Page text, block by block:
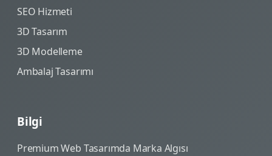
SEO Hizmeti
3D Tasarım
3D Modelleme
Ambalaj Tasarımı
Bilgi
Premium Web Tasarımda Marka Algısı